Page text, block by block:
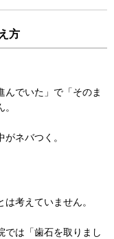
方
んでいた」で「そのま
ネバつく。
考えていません。
では「歯石を取りまし